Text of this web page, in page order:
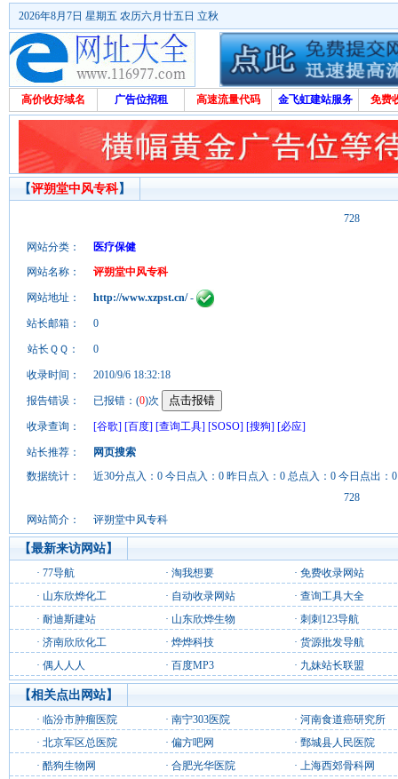
2026年8月7日 星期五 农历六月廿五日 立秋
高价收好域名 广告位招租 高速流量代码 金飞虹建站服务 免费
【评朔堂中风专科】
728
网站分类：
医疗保健
网站名称：
评朔堂中风专科
网站地址： http://www.xzpst.cn/-
站长邮箱： 0
站长ＱＱ： 0
收录时间： 2010/9/6 18:32:18
报告错误： 已报错：(0)次
收录查询： [谷歌] [百度] [查询工具] [SOSO] [搜狗] [必应]
站长推荐：
网页搜索
数据统计：
近30分点入：0 今日点入：0 昨日点入：0 总点入：0 今日点出：
728
网站简介：
评朔堂中风专科
【最新来访网站】
· 77导航 · 淘我想要 · 免费收录网站
· 山东欣烨化工 · 自动收录网站 · 查询工具大全
· 耐迪斯建站 · 山东欣烨生物 · 刺刺123导航
· 济南欣欣化工 · 烨烨科技 · 货源批发导航
· 偶人人人 · 百度MP3 · 九妹站长联盟
【相关点出网站】
· 临汾市肿瘤医院 · 南宁303医院 · 河南食道癌研究所
· 北京军区总医院 · 偏方吧网 · 鄄城县人民医院
· 酷狗生物网 · 合肥光华医院 · 上海西郊骨科网